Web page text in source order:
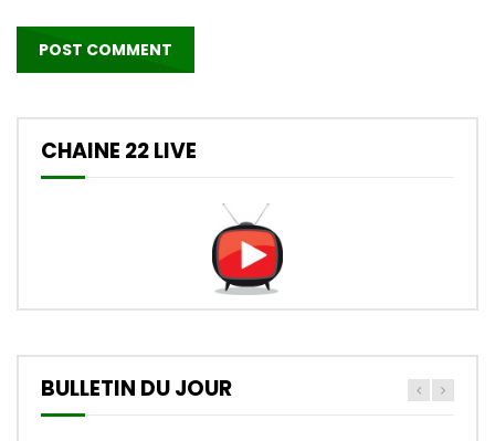
CHAINE 22 LIVE
BULLETIN DU JOUR